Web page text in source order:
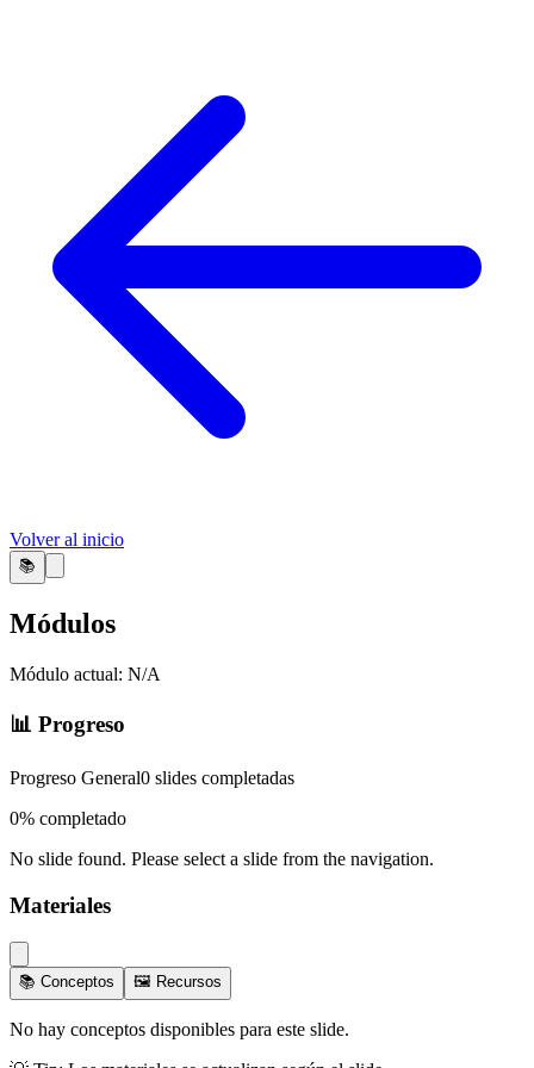
Volver al inicio
📚
Módulos
Módulo actual: N/A
📊 Progreso
Progreso General0 slides completadas
0% completado
No slide found. Please select a slide from the navigation.
Materiales
📚 Conceptos 🖼️ Recursos
No hay conceptos disponibles para este slide.